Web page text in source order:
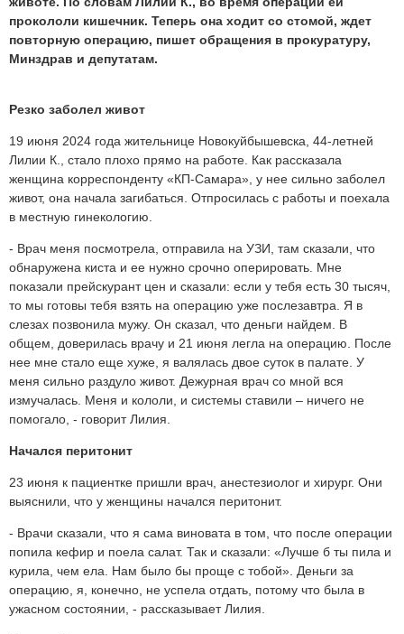
прокололи кишечник. Теперь она ходит со стомой, ждет
повторную операцию, пишет обращения в прокуратуру,
Минздрав и депутатам.
Резко заболел живот
19 июня 2024 года жительнице Новокуйбышевска, 44-летней
Лилии К., стало плохо прямо на работе. Как рассказала
женщина корреспонденту «КП-Самара», у нее сильно заболел
живот, она начала загибаться. Отпросилась с работы и поехала
в местную гинекологию.
- Врач меня посмотрела, отправила на УЗИ, там сказали, что
обнаружена киста и ее нужно срочно оперировать. Мне
показали прейскурант цен и сказали: если у тебя есть 30 тысяч,
то мы готовы тебя взять на операцию уже послезавтра. Я в
слезах позвонила мужу. Он сказал, что деньги найдем. В
общем, доверилась врачу и 21 июня легла на операцию. После
нее мне стало еще хуже, я валялась двое суток в палате. У
меня сильно раздуло живот. Дежурная врач со мной вся
измучалась. Меня и кололи, и системы ставили – ничего не
помогало, - говорит Лилия.
Начался перитонит
23 июня к пациентке пришли врач, анестезиолог и хирург. Они
выяснили, что у женщины начался перитонит.
- Врачи сказали, что я сама виновата в том, что после операции
попила кефир и поела салат. Так и сказали: «Лучше б ты пила и
курила, чем ела. Нам было бы проще с тобой». Деньги за
операцию, я, конечно, не успела отдать, потому что была в
ужасном состоянии, - рассказывает Лилия.